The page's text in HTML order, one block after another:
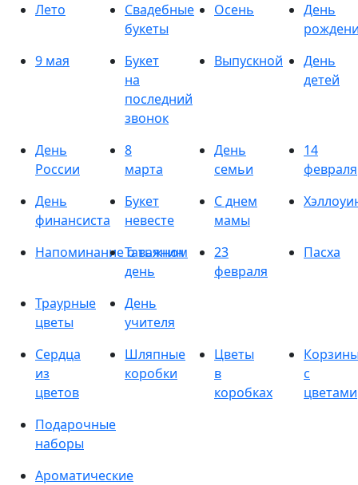
Лето
Свадебные
букеты
Осень
День
9 мая
Букет
на
последний
звонок
Выпускной
День
детей
День
России
8
марта
День
семьи
14
февраля
День
финансиста
Букет
невесте
С днем
мамы
Напоминание о важном
Татьянин
день
23
февраля
Пасха
Траурные
цветы
День
учителя
Сердца
из
цветов
Шляпные
коробки
Цветы
в
коробках
с
цветами
Подарочные
наборы
Ароматические